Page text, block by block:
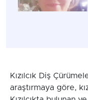
Kızılcık Diş
araştırmaya göre,